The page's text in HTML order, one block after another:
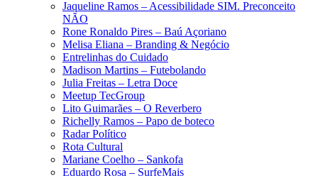
Jaqueline Ramos – Acessibilidade SIM. Preconceito
NÃO
Rone Ronaldo Pires – Baú Açoriano
Melisa Eliana – Branding & Negócio
Entrelinhas do Cuidado
Madison Martins – Futebolando
Julia Freitas​ – Letra Doce
Meetup TecGroup
Lito Guimarães – O Reverbero
Richelly Ramos​ – Papo de boteco
Radar Político
Rota Cultural
Mariane Coelho – Sankofa
Eduardo Rosa​ – SurfeMais